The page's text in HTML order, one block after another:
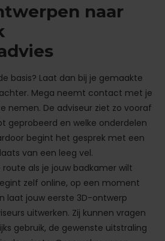
naar
basis? Laat dan bij je gemaakte
Mega neemt contact met je
nemen. De adviseur ziet zo vooraf
geprobeerd en welke onderdelen
begint het gesprek met een
van een leeg vel.
als je jouw badkamer wilt
zelf online, op een moment
laat jouw eerste 3D-ontwerp
uitwerken. Zij kunnen vragen
gebruik, de gewenste uitstraling